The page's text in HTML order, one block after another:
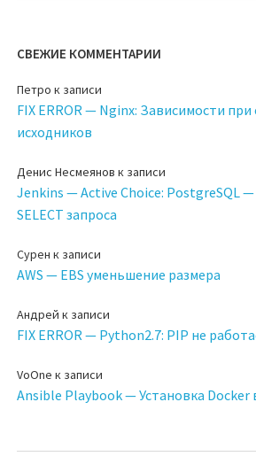
СВЕЖИЕ КОММЕНТАРИИ
Петро к записи
FIX ERROR — Nginx: Зависимости при
исходников
Денис Несмеянов к записи
Jenkins — Active Choice: PostgreSQL
SELECT запроса
Сурен к записи
AWS — EBS уменьшение размера
Андрей к записи
FIX ERROR — Python2.7: PIP не
VoOne к записи
Ansible Playbook — Установка Docker